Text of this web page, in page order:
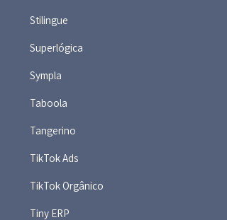
Stilingue
Superlógica
Sympla
Taboola
Tangerino
TikTok Ads
TikTok Orgânico
Tiny ERP